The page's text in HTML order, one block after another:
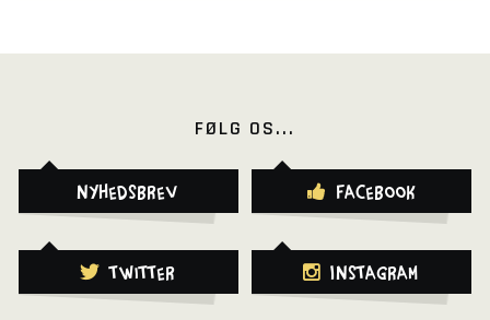
FØLG OS...
Nyhedsbrev Facebook
Twitter Instagram